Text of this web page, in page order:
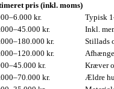
pris (inkl. moms)
kr.
Typisk
kr.
Inkl.
kr.
Stillads
kr.
kr.
Kræver
kr.
Ældre